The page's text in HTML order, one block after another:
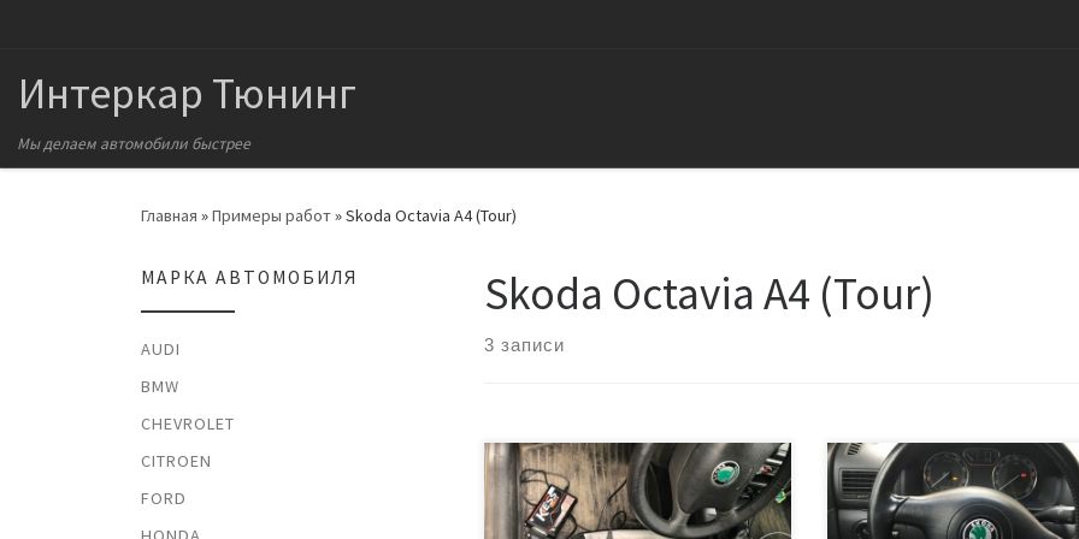
Интеркар Тюнинг
Мы делаем автомобили быстрее
Главная »Примеры работ»Skoda Octavia A4 (Tour)
Skoda Octavia A4 (Tour)
3 записи
Основная цель прошивки банальна
— удалили катализатор, нужно
сделать евро 2. Ну и как всегда
В этот раз расскажем про чип
тюнинг Шкода Октавия Тур с
распространенным мотором
МАРКА АВТОМОБИЛЯ
AUDI
BMW
CHEVROLET
CITROEN
FORD